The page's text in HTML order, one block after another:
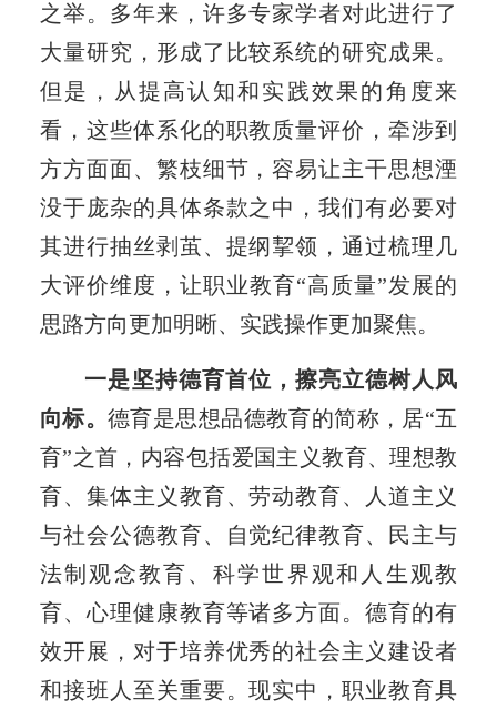
之举。多年来，许多专家学者对此进行了
大量研究，形成了比较系统的研究成果。
但是，从提高认知和实践效果的角度来
看，这些体系化的职教质量评价，牵涉到
方方面面、繁枝细节，容易让主干思想湮
没于庞杂的具体条款之中，我们有必要对
其进行抽丝剥茧、提纲挈领，通过梳理几
大评价维度，让职业教育“高质量”发展的
思路方向更加明晰、实践操作更加聚焦。
一是坚持德育首位，擦亮立德树人风
向标。德育是思想品德教育的简称，居“五
育”之首，内容包括爱国主义教育、理想教
育、集体主义教育、劳动教育、人道主义
与社会公德教育、自觉纪律教育、民主与
法制观念教育、科学世界观和人生观教
育、心理健康教育等诸多方面。德育的有
效开展，对于培养优秀的社会主义建设者
和接班人至关重要。现实中，职业教育具